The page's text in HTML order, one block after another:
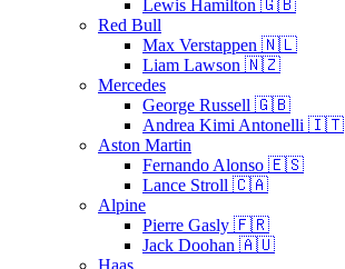
Lewis Hamilton 🇬🇧
Red Bull
Max Verstappen 🇳🇱
Liam Lawson 🇳🇿
Mercedes
George Russell 🇬🇧
Andrea Kimi Antonelli 🇮🇹
Aston Martin
Fernando Alonso 🇪🇸
Lance Stroll 🇨🇦
Alpine
Pierre Gasly 🇫🇷
Jack Doohan 🇦🇺
Haas